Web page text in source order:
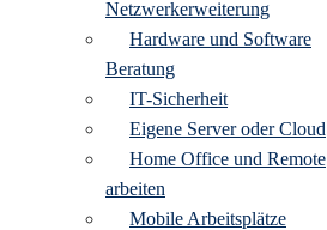
Netzwerkerweiterung
Hardware und Software
Beratung
IT-Sicherheit
Eigene Server oder Cloud
Home Office und Remote
arbeiten
Mobile Arbeitsplätze